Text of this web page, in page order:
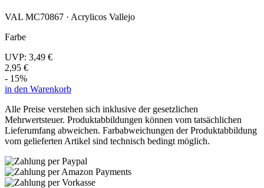
VAL MC70867 · Acrylicos Vallejo
Farbe
UVP: 3,49 €
2,95 €
- 15%
in den Warenkorb
Alle Preise verstehen sich inklusive der gesetzlichen
Mehrwertsteuer. Produktabbildungen können vom tatsächlichen
Lieferumfang abweichen. Farbabweichungen der Produktabbildung
vom gelieferten Artikel sind technisch bedingt möglich.